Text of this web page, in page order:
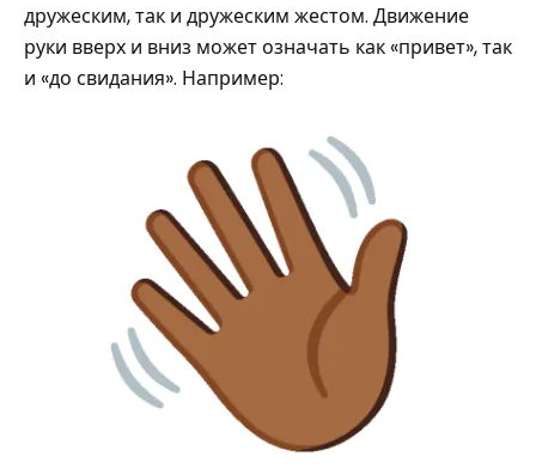
дружеским, так и дружеским жестом. Движение
руки вверх и вниз может означать как «привет», так
и «до свидания». Например: